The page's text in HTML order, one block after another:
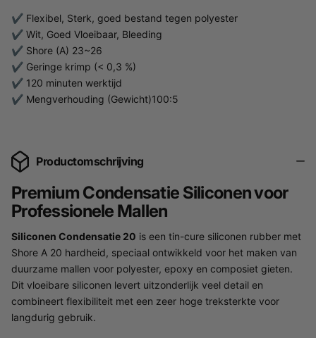
✔ Flexibel, Sterk, goed bestand tegen polyester
✔ Wit, Goed Vloeibaar, Bleeding
✔ Shore (A) 23~26
✔ Geringe krimp (< 0,3 %)
✔ 120 minuten werktijd
✔ Mengverhouding (Gewicht)100:5
Productomschrijving
Premium Condensatie Siliconen voor
Professionele Mallen
Siliconen Condensatie 20 is een tin-cure siliconen rubber met
Shore A 20 hardheid, speciaal ontwikkeld voor het maken van
duurzame mallen voor polyester, epoxy en composiet gieten.
Dit vloeibare siliconen levert uitzonderlijk veel detail en
combineert flexibiliteit met een zeer hoge treksterkte voor
langdurig gebruik.